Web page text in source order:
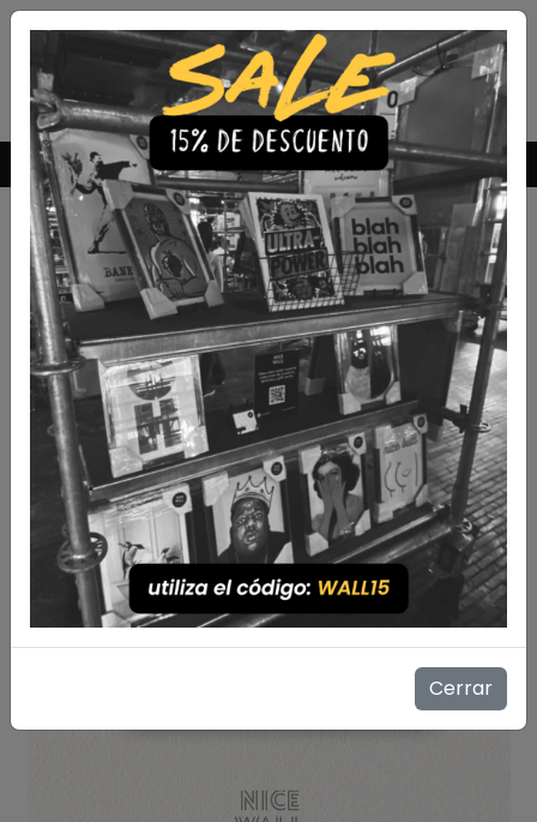
Envío Gratis a todo Chile comprando 3 o más productos
Cerrar